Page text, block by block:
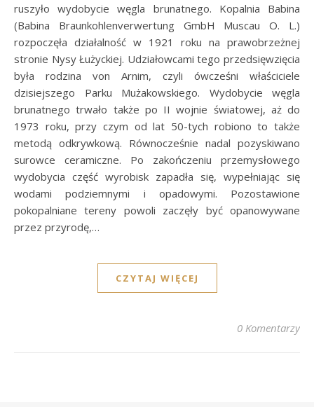
ruszyło wydobycie węgla brunatnego. Kopalnia Babina
(Babina Braunkohlenverwertung GmbH Muscau O. L.)
rozpoczęła działalność w 1921 roku na prawobrzeżnej
stronie Nysy Łużyckiej. Udziałowcami tego przedsięwzięcia
była rodzina von Arnim, czyli ówcześni właściciele
dzisiejszego Parku Mużakowskiego. Wydobycie węgla
brunatnego trwało także po II wojnie światowej, aż do
1973 roku, przy czym od lat 50-tych robiono to także
metodą odkrywkową. Równocześnie nadal pozyskiwano
surowce ceramiczne. Po zakończeniu przemysłowego
wydobycia część wyrobisk zapadła się, wypełniając się
wodami podziemnymi i opadowymi. Pozostawione
pokopalniane tereny powoli zaczęły być opanowywane
przez przyrodę,…
CZYTAJ WIĘCEJ
0 Komentarzy